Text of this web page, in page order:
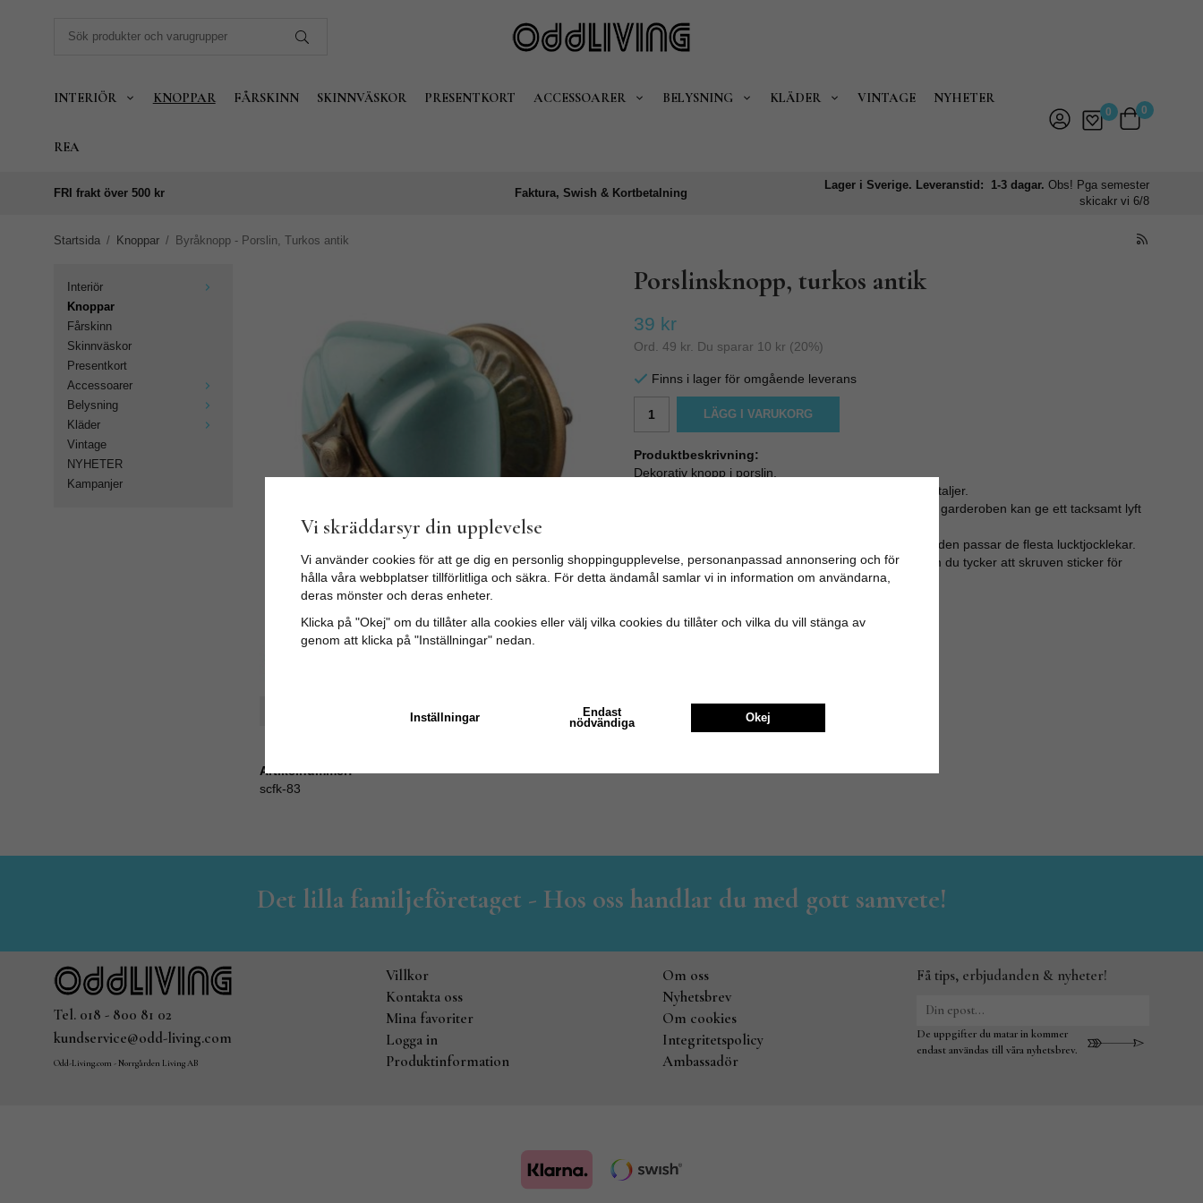
INTERIÖR KNOPPAR FÅRSKINN SKINNVÄSKOR PRESENTKORT ACCESSOARER BELYSNING KLÄDER VINTAGE NYHETER
REA
0 0
FRI frakt över 500 kr Faktura, Swish & Kortbetalning
Lager i Sverige. Leveranstid: 1-3 dagar.Obs! Pga semester
skicakr vi 6/8
Startsida / Knoppar / Byråknopp - Porslin, Turkos antik
Interiör
Knoppar
Fårskinn
Skinnväskor
Presentkort
Accessoarer
Belysning
Kläder
Vintage
NYHETER
Kampanjer
Porslinsknopp, turkos antik
39 kr
Ord. 49 kr. Du sparar 10 kr (20%)
Finns i lager för omgående leverans
LÄGG I VARUKORG
Produktbeskrivning:
Dekorativ knopp i porslin.
Knoppen är turkos med snygga antikfärgade metalldetaljer.
Att byta knopp på byrån, skåpluckorna i köket eller på garderoben kan ge ett tacksamt lyft
Knoppens skruv är M4 och ca 3cm lång, vilket gör att den passar de flesta lucktjocklekar.
Skruven är enkel att kapa med bågfil eller liknande om du tycker att skruven sticker för
långt ut i bakkant av luckan eller lådan.
Bredd: 5cm
Artikelnummer:
scfk-83
Det lilla familjeföretaget - Hos oss handlar du med gott samvete!
Tel. 018 - 800 81 02
kundservice@odd-living.com
Odd-Living.com - Norrgården Living AB
Villkor
Kontakta oss
Mina favoriter
Logga in
Produktinformation
Om oss
Nyhetsbrev
Om cookies
Integritetspolicy
Ambassadör
Få tips, erbjudanden & nyheter!
De uppgifter du matar in kommer
endast användas till våra nyhetsbrev.
Vi skräddarsyr din upplevelse
Vi använder cookies för att ge dig en personlig shoppingupplevelse, personanpassad annonsering och för
hålla våra webbplatser tillförlitliga och säkra. För detta ändamål samlar vi in information om användarna,
deras mönster och deras enheter.
Klicka på "Okej" om du tillåter alla cookies eller välj vilka cookies du tillåter och vilka du vill stänga av
genom att klicka på "Inställningar" nedan.
Inställningar
Endast
nödvändiga
Okej